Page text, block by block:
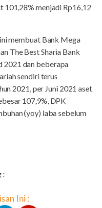
101,28% menjadi Rp16,12
membuat Bank Mega
The Best Sharia Bank
2021 dan beberapa
sendiri terus
2021, per Juni 2021 aset
107,9%, DPK
(yoy) laba sebelum
:
Ini :